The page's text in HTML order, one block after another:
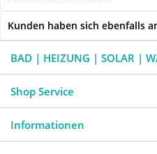
Kunden haben sich ebenfalls
BAD | HEIZUNG | SOLAR |
Shop Service
Informationen